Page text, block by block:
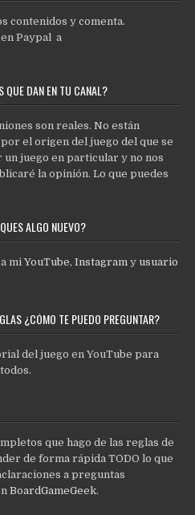
contenidos y comenta.
Paypal a
QUE DAN EN TU CANAL?
son reales. No están
el origen del juego del que se
juego en particular y no nos
la opinión. Lo que puedes
ALGO NUEVO?
a miYouTube,Instagram y usuario
¿CÓMO TE PUEDO PREGUNTAR?
del juego en YouTube para
que hago de las reglas de
de forma rápida TODO lo que
a preguntas
BoardGameGeek.